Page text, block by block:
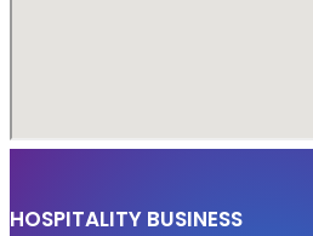
HOSPITALITY BUSINESS